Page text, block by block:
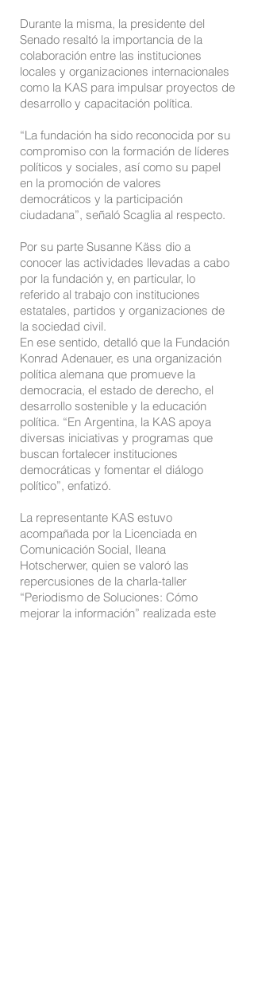
Durante la misma, la presidente del
Senado resaltó la importancia de la
colaboración entre las instituciones
locales y organizaciones internacionales
como la KAS para impulsar proyectos de
desarrollo y capacitación política.
“La fundación ha sido reconocida por su
compromiso con la formación de líderes
políticos y sociales, así como su papel
en la promoción de valores
democráticos y la participación
ciudadana”, señaló Scaglia al respecto.
Por su parte Susanne Käss dio a
conocer las actividades llevadas a cabo
por la fundación y, en particular, lo
referido al trabajo con instituciones
estatales, partidos y organizaciones de
la sociedad civil.
En ese sentido, detalló que la Fundación
Konrad Adenauer, es una organización
política alemana que promueve la
democracia, el estado de derecho, el
desarrollo sostenible y la educación
política. “En Argentina, la KAS apoya
diversas iniciativas y programas que
buscan fortalecer instituciones
democráticas y fomentar el diálogo
político”, enfatizó.
La representante KAS estuvo
acompañada por la Licenciada en
Comunicación Social, Ileana
Hotscherwer, quien se valoró las
repercusiones de la charla-taller
“Periodismo de Soluciones: Cómo
mejorar la información” realizada este